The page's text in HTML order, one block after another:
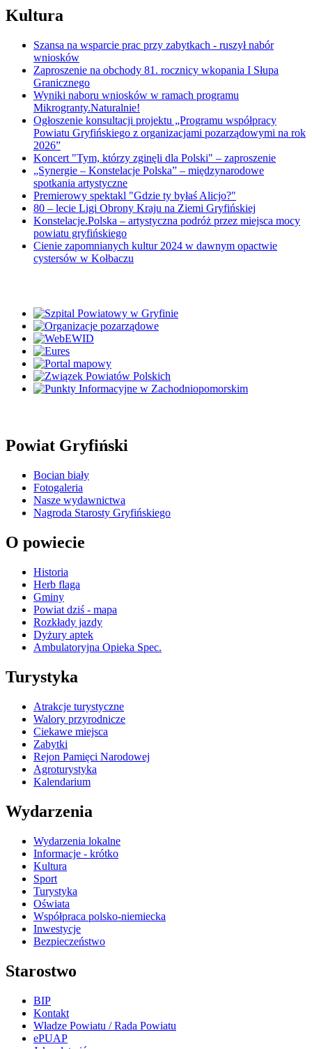
Kultura
Szansa na wsparcie prac przy zabytkach - ruszył nabór
wniosków
Zaproszenie na obchody 81. rocznicy wkopania I Słupa
Granicznego
Wyniki naboru wniosków w ramach programu
Mikrogranty.Naturalnie!
Ogłoszenie konsultacji projektu „Programu współpracy
Powiatu Gryfińskiego z organizacjami pozarządowymi na rok
2026”
Koncert "Tym, którzy zginęli dla Polski" – zaproszenie
„Synergie – Konstelacje Polska” – międzynarodowe
spotkania artystyczne
Premierowy spektakl "Gdzie ty byłaś Alicjo?"
80 – lecie Ligi Obrony Kraju na Ziemi Gryfińskiej
Konstelacje.Polska – artystyczna podróż przez miejsca mocy
powiatu gryfińskiego
Cienie zapomnianych kultur 2024 w dawnym opactwie
cystersów w Kołbaczu
Powiat Gryfiński
Bocian biały
Fotogaleria
Nasze wydawnictwa
Nagroda Starosty Gryfińskiego
O powiecie
Historia
Herb flaga
Gminy
Powiat dziś - mapa
Rozkłady jazdy
Dyżury aptek
Ambulatoryjna Opieka Spec.
Turystyka
Atrakcje turystyczne
Walory przyrodnicze
Ciekawe miejsca
Zabytki
Rejon Pamięci Narodowej
Agroturystyka
Kalendarium
Wydarzenia
Wydarzenia lokalne
Informacje - krótko
Kultura
Sport
Turystyka
Oświata
Współpraca polsko-niemiecka
Inwestycje
Bezpieczeństwo
Starostwo
BIP
Kontakt
Władze Powiatu / Rada Powiatu
ePUAP